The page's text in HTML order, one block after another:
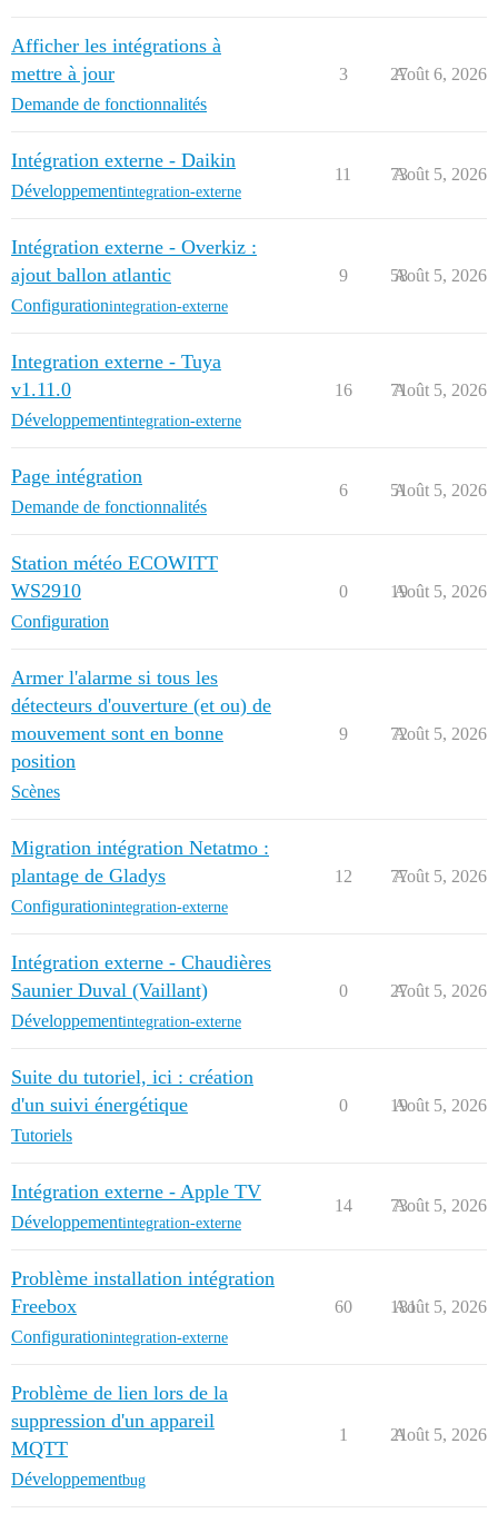
Afficher les intégrations à
mettre à jour
Demande de fonctionnalités
3 27
Août 6, 2026
Intégration externe - Daikin
Développementintegration-externe
11 73
Août 5, 2026
Intégration externe - Overkiz :
ajout ballon atlantic
Configurationintegration-externe
9 58
Août 5, 2026
Integration externe - Tuya
v1.11.0
Développementintegration-externe
16 71
Août 5, 2026
Page intégration
Demande de fonctionnalités
6 51
Août 5, 2026
Station météo ECOWITT
WS2910
Configuration
0 19
Août 5, 2026
Armer l'alarme si tous les
détecteurs d'ouverture (et ou) de
mouvement sont en bonne
position
Scènes
9 72
Août 5, 2026
Migration intégration Netatmo :
plantage de Gladys
Configurationintegration-externe
12 77
Août 5, 2026
Intégration externe - Chaudières
Saunier Duval (Vaillant)
Développementintegration-externe
0 27
Août 5, 2026
Suite du tutoriel, ici : création
d'un suivi énergétique
Tutoriels
0 19
Août 5, 2026
Intégration externe - Apple TV
Développementintegration-externe
14 73
Août 5, 2026
Problème installation intégration
Freebox
Configurationintegration-externe
60 181
Août 5, 2026
Problème de lien lors de la
suppression d'un appareil
MQTT
Développementbug
1 21
Août 5, 2026